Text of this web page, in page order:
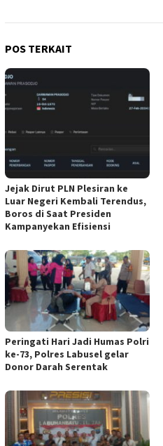
POS TERKAIT
Jejak Dirut PLN Plesiran ke
Luar Negeri Kembali Terendus,
Boros di Saat Presiden
Kampanyekan Efisiensi
Peringati Hari Jadi Humas Polri
ke-73, Polres Labusel gelar
Donor Darah Serentak